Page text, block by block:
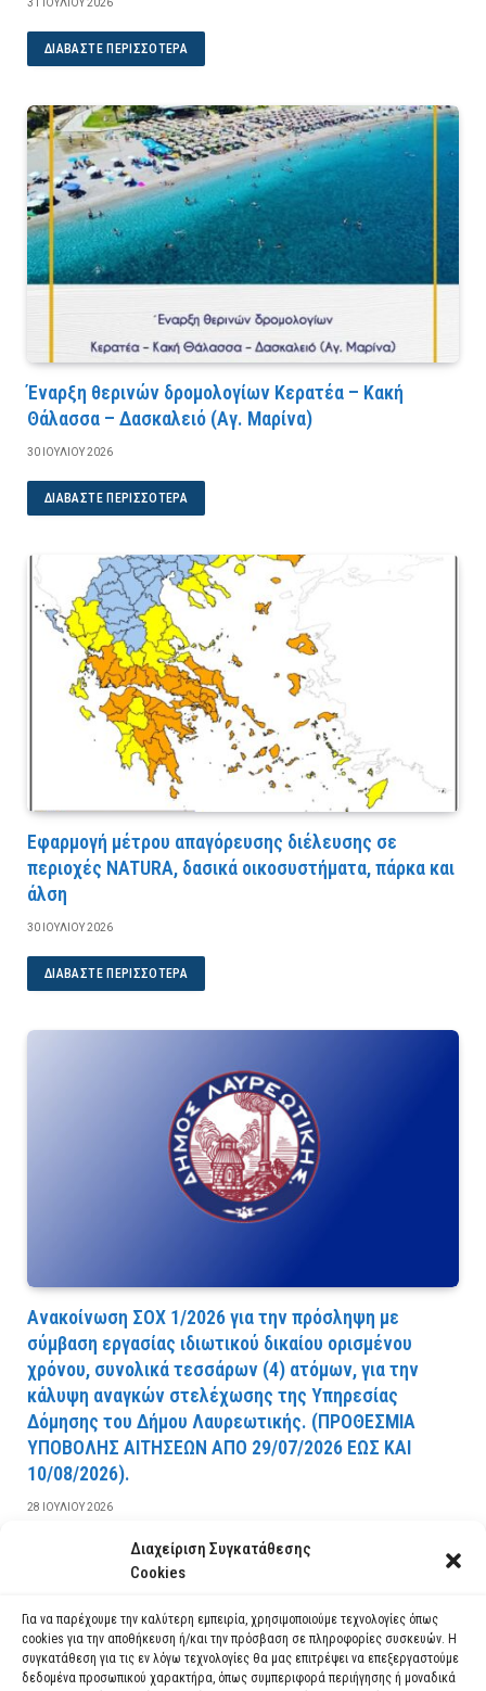
Διαχείριση Συγκατάθεσης
Cookies
Για να παρέχουμε την καλύτερη εμπειρία, χρησιμοποιούμε τεχνολογίες όπως
cookies για την αποθήκευση ή/και την πρόσβαση σε πληροφορίες συσκευών. Η
συγκατάθεση για τις εν λόγω τεχνολογίες θα μας επιτρέψει να επεξεργαστούμε
δεδομένα προσωπικού χαρακτήρα, όπως συμπεριφορά περιήγησης ή μοναδικά
31 ΙΟΥΛΊΟΥ 2026
ΔΙΑΒΆΣΤΕ ΠΕΡΙΣΣΌΤΕΡΑ
Έναρξη θερινών δρομολογίων Κερατέα – Κακή
Θάλασσα – Δασκαλειό (Αγ. Μαρίνα)
30 ΙΟΥΛΊΟΥ 2026
ΔΙΑΒΆΣΤΕ ΠΕΡΙΣΣΌΤΕΡΑ
Εφαρμογή μέτρου απαγόρευσης διέλευσης σε
περιοχές NATURA, δασικά οικοσυστήματα, πάρκα και
άλση
30 ΙΟΥΛΊΟΥ 2026
ΔΙΑΒΆΣΤΕ ΠΕΡΙΣΣΌΤΕΡΑ
Ανακοίνωση ΣΟΧ 1/2026 για την πρόσληψη με
σύμβαση εργασίας ιδιωτικού δικαίου ορισμένου
χρόνου, συνολικά τεσσάρων (4) ατόμων, για την
κάλυψη αναγκών στελέχωσης της Υπηρεσίας
Δόμησης του Δήμου Λαυρεωτικής. (ΠPOΘEΣMIA
YΠOBOΛHΣ AITHΣEΩN AΠO 29/07/2026 EΩΣ KAI
10/08/2026).
28 ΙΟΥΛΊΟΥ 2026
ΔΙΑΒΆΣΤΕ ΠΕΡΙΣΣΌΤΕΡΑ